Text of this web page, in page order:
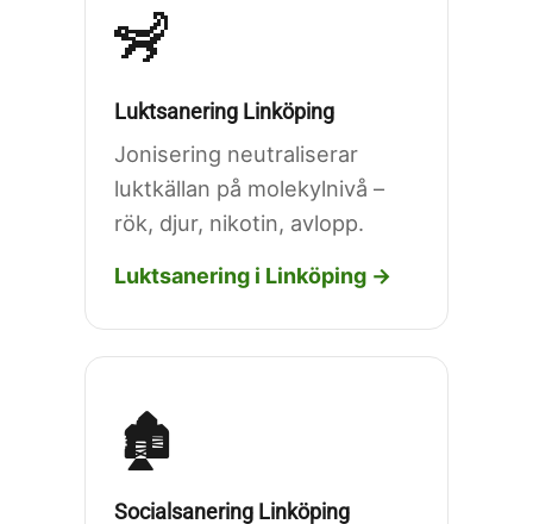
🦨
Luktsanering Linköping
Jonisering neutraliserar
luktkällan på molekylnivå –
rök, djur, nikotin, avlopp.
Luktsanering i Linköping →
🏚️
Socialsanering Linköping